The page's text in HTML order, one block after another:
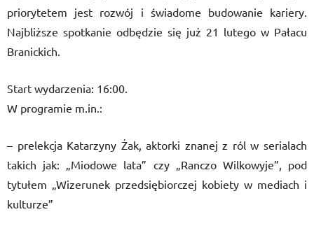
priorytetem jest rozwój i świadome budowanie kariery.
Najbliższe spotkanie odbędzie się już 21 lutego w Pałacu
Branickich.
Start wydarzenia: 16:00.
W programie m.in.:
– prelekcja Katarzyny Żak, aktorki znanej z ról w serialach
takich jak: „Miodowe lata” czy „Ranczo Wilkowyje”, pod
tytułem „Wizerunek przedsiębiorczej kobiety w mediach i
kulturze”